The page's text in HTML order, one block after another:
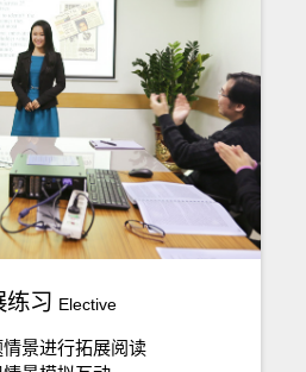
练习 Elective
景进行拓展阅读